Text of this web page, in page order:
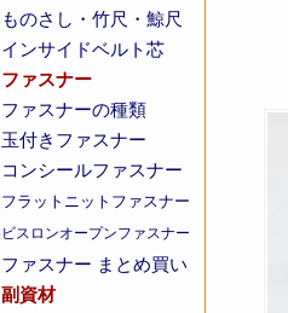
ものさし・竹尺・鯨尺
インサイドベルト芯
ファスナー
ファスナーの種類
玉付きファスナー
コンシールファスナー
フラットニットファスナー
ビスロンオープンファスナー
ファスナー まとめ買い
副資材